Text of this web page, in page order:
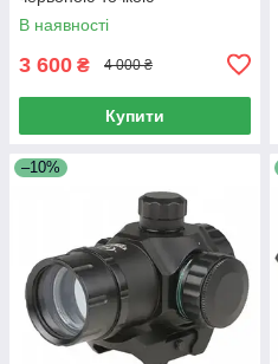
В наявності
3 600 ₴ 4 000 ₴
Купити
–10%